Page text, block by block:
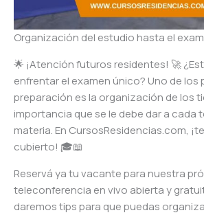
Organización del estudio hasta el
🌟 ¡Atención futuros residentes! 🚀
enfrentar el examen único? Uno de los
preparación es la organización de los
importancia que se le debe dar a cada
materia. En CursosResidencias.com,
cubierto! 🎓📖
Reservá ya tu vacante para nuestra
teleconferencia en vivo abierta y
daremos tips para que puedas